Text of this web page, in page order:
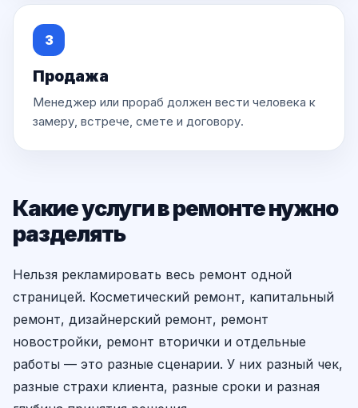
3
Продажа
Менеджер или прораб должен вести человека к
замеру, встрече, смете и договору.
Какие услуги в ремонте нужно
разделять
Нельзя рекламировать весь ремонт одной
страницей. Косметический ремонт, капитальный
ремонт, дизайнерский ремонт, ремонт
новостройки, ремонт вторички и отдельные
работы — это разные сценарии. У них разный чек,
разные страхи клиента, разные сроки и разная